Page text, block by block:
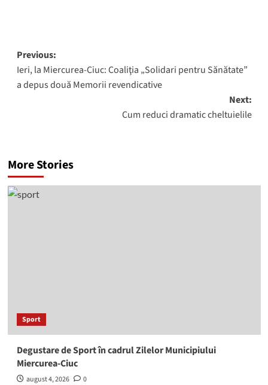
Post
navigation
Previous:
Ieri, la Miercurea-Ciuc: Coaliţia „Solidari pentru Sănătate”
a depus două Memorii revendicative
Next:
Cum reduci dramatic cheltuielile
More Stories
Sport
Degustare de Sport în cadrul Zilelor Municipiului
Miercurea-Ciuc
august 4, 2026 0